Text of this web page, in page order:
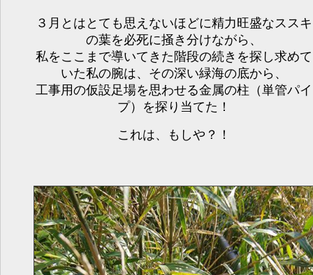
３月とはとても思えないほどに精力旺盛なススキ
の葉を必死に掻き分けながら、
私をここまで導いてきた階段の続きを探し求めて
いた私の腕は、その深い緑海の底から、
工事用の仮設足場を思わせる金属の柱（単管パイ
プ）を探り当てた！
これは、もしや？！